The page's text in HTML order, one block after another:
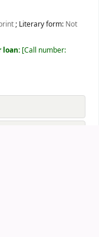
; Literary form: Not
loan: Call number: